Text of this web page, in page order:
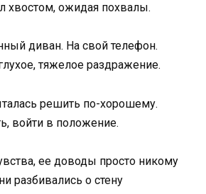
хвостом, ожидая похвалы.
диван. На свой телефон.
тяжелое раздражение.
решить по-хорошему.
войти в положение.
ее доводы просто никому
разбивались о стену